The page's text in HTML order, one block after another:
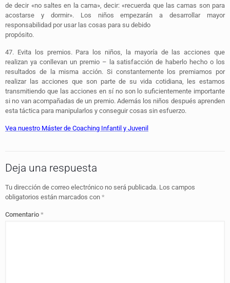
de decir «no saltes en la cama», decir: «recuerda que las camas son para
acostarse y dormir». Los niños empezarán a desarrollar mayor
responsabilidad por usar las cosas para su debido
propósito.
47. Evita los premios. Para los niños, la mayoría de las acciones que
realizan ya conllevan un premio – la satisfacción de haberlo hecho o los
resultados de la misma acción. Si constantemente los premiamos por
realizar las acciones que son parte de su vida cotidiana, les estamos
transmitiendo que las acciones en sí no son lo suficientemente importante
si no van acompañadas de un premio. Además los niños después aprenden
esta táctica para manipularlos y conseguir cosas sin esfuerzo.
Vea nuestro Máster de Coaching Infantil y Juvenil
Deja una respuesta
Tu dirección de correo electrónico no será publicada. Los campos
obligatorios están marcados con *
Comentario *